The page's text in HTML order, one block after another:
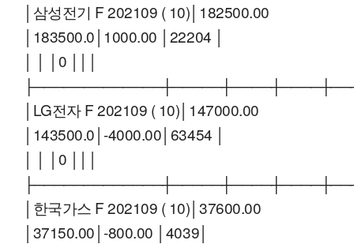
│삼성전기 F 202109 ( 10)│182500.00
│183500.0│1000.00 │22204 │
│ │ │0 │││
│LG전자 F 202109 ( 10)│147000.00
│143500.0│-4000.00│63454 │
│ │ │0 │││
│한국가스 F 202109 ( 10)│37600.00
│37150.00│-800.00 │4039│